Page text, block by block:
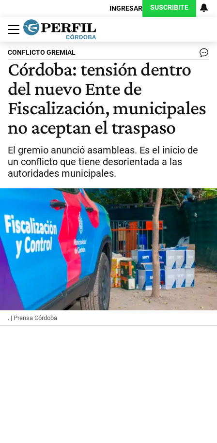
INGRESAR SUSCRIBITE
Política
Economía
Judiciales
Sociedad
Cultura
Espectáculos
Deportes
Protagonistas
CONFLICTO GREMIAL
Córdoba: tensión dentro
del nuevo Ente de
Fiscalización, municipales
no aceptan el traspaso
El gremio anunció asambleas. Es el inicio de
un conflicto que tiene desorientada a las
autoridades municipales.
. | Prensa Córdoba